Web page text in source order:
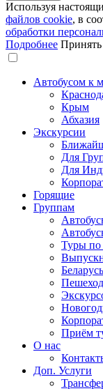
Используя
файлов сookie, в
обработки
Подробнее Принять
Автобусом к
Крым
Абхазия
Экскурсии
Для
Для
Горящие
Группам
Туры по
Беларусь
Приём
О нас
Доп. Услуги